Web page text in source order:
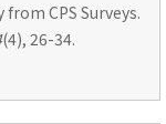
CPS Surveys.
(4), 26-34.